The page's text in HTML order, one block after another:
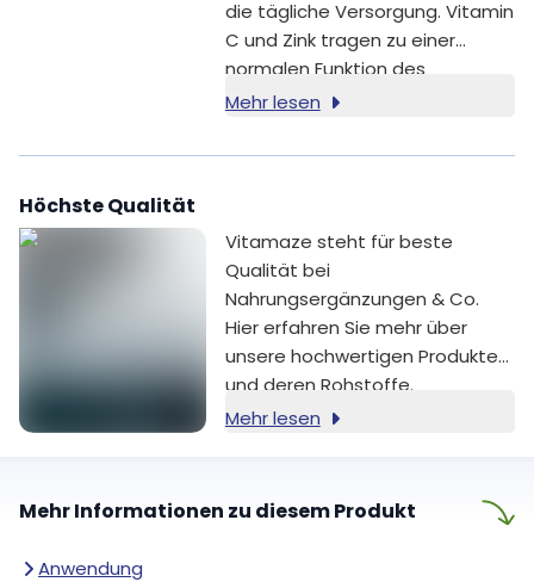
die tägliche Versorgung. Vitamin
C und Zink tragen zu einer
normalen Funktion des
Immunsystems bei und tragen
oxidativem Stress zu schützen
Mehr lesen
Höchste Qualität
Vitamaze steht für beste
Qualität bei
Nahrungsergänzungen & Co.
Hier erfahren Sie mehr über
unsere hochwertigen Produkte
und deren Rohstoffe.
Mehr lesen
Mehr Informationen zu diesem Produkt
Anwendung